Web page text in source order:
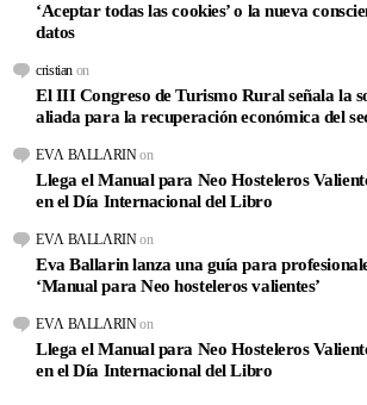
‘Aceptar todas las cookies’ o la nueva
datos
cristian on
El III Congreso de Turismo Rural señala la
aliada para la recuperación económica del
EVΛ BΛLLΛRINon
Llega el Manual para Neo Hosteleros
en el Día Internacional del Libro
EVΛ BΛLLΛRINon
Eva Ballarin lanza una guía para
‘Manual para Neo hosteleros valientes’
EVΛ BΛLLΛRINon
Llega el Manual para Neo Hosteleros
en el Día Internacional del Libro